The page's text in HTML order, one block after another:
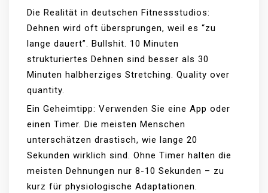
Die Realität in deutschen Fitnessstudios:
Dehnen wird oft übersprungen, weil es “zu
lange dauert”. Bullshit. 10 Minuten
strukturiertes Dehnen sind besser als 30
Minuten halbherziges Stretching. Quality over
quantity.
Ein Geheimtipp: Verwenden Sie eine App oder
einen Timer. Die meisten Menschen
unterschätzen drastisch, wie lange 20
Sekunden wirklich sind. Ohne Timer halten die
meisten Dehnungen nur 8-10 Sekunden – zu
kurz für physiologische Adaptationen.